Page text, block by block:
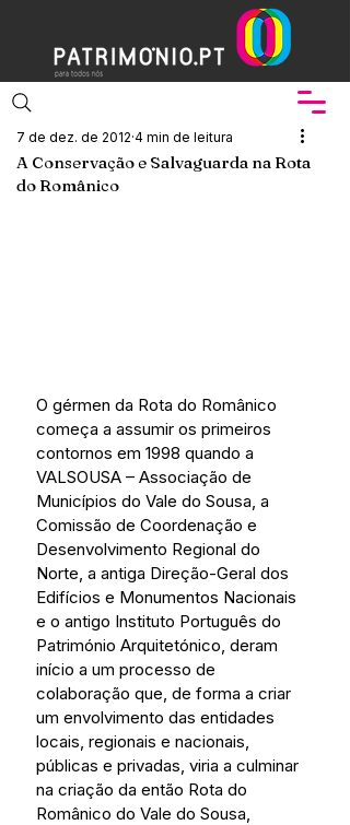
A Conservação e Salvaguarda na Rota
do Românico
7 de dez. de 2012 4 min de leitura
O gérmen da Rota do Românico
começa a assumir os primeiros
contornos em 1998 quando a
VALSOUSA – Associação de
Municípios do Vale do Sousa, a
Comissão de Coordenação e
Desenvolvimento Regional do
Norte, a antiga Direção-Geral dos
Edifícios e Monumentos Nacionais
e o antigo Instituto Português do
Património Arquitetónico, deram
início a um processo de
colaboração que, de forma a criar
um envolvimento das entidades
locais, regionais e nacionais,
públicas e privadas, viria a culminar
na criação da então Rota do
Românico do Vale do Sousa,